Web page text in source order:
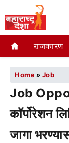
राजकारण
Home » Job
Job
कॉर्पोरेशन
जागा